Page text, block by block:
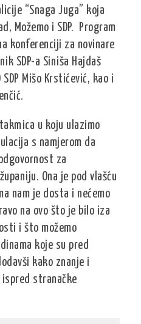
“Snaga Juga” koja
Možemo i SDP. Program
konferenciji za novinare
SDP-a Siniša Hajdaš
Mišo Krstićević, kao i
u koju ulazimo
s namjerom da
za
Ona je pod vlašću
nam je dosta i nećemo
na ovo što je bilo iza
i što možemo
koje su pred
kako znanje i
stranačke